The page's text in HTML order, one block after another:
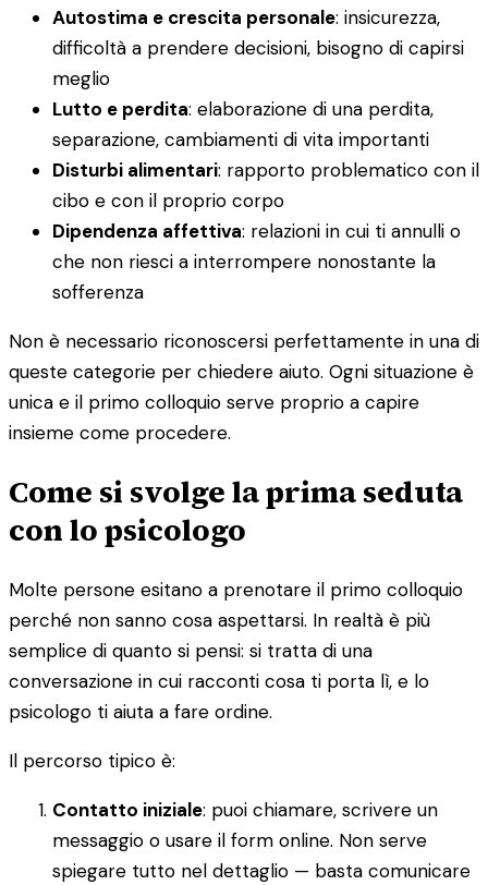
Autostima e crescita personale: insicurezza,
difficoltà a prendere decisioni, bisogno di capirsi
meglio
Lutto e perdita: elaborazione di una perdita,
separazione, cambiamenti di vita importanti
Disturbi alimentari: rapporto problematico con il
cibo e con il proprio corpo
Dipendenza affettiva: relazioni in cui ti annulli o
che non riesci a interrompere nonostante la
sofferenza
Non è necessario riconoscersi perfettamente in una di
queste categorie per chiedere aiuto. Ogni situazione è
unica e il primo colloquio serve proprio a capire
insieme come procedere.
Come si svolge la prima seduta
con lo psicologo
Molte persone esitano a prenotare il primo colloquio
perché non sanno cosa aspettarsi. In realtà è più
semplice di quanto si pensi: si tratta di una
conversazione in cui racconti cosa ti porta lì, e lo
psicologo ti aiuta a fare ordine.
Il percorso tipico è:
Contatto iniziale: puoi chiamare, scrivere un
messaggio o usare il form online. Non serve
spiegare tutto nel dettaglio — basta comunicare